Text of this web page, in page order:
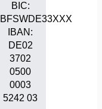
BIC:
BFSWDE33XXX
IBAN:
DE02
3702
0500
0003
5242 03